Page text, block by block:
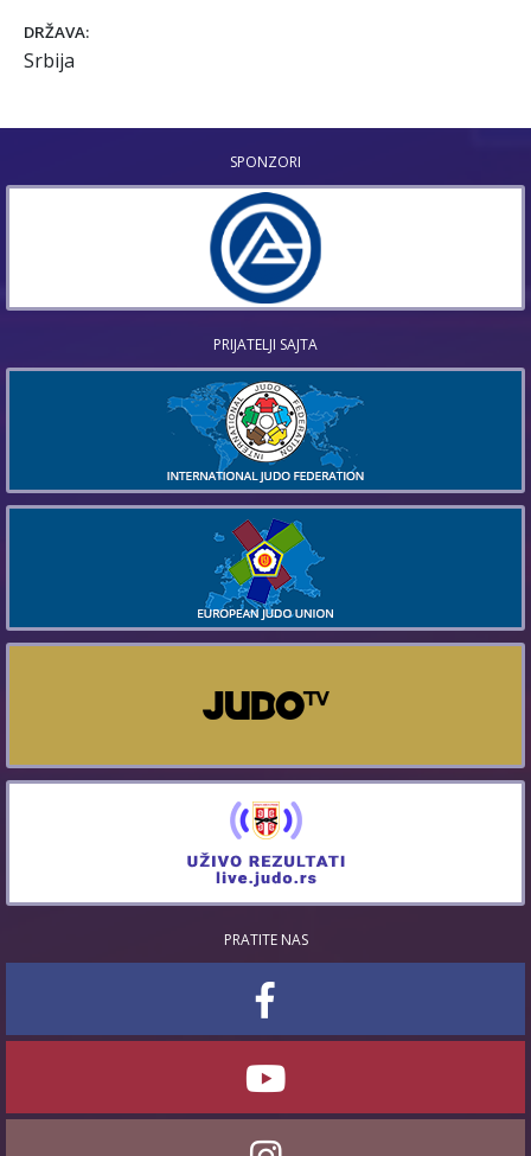
DRŽAVA:
Srbija
SPONZORI
PRIJATELJI SAJTA
PRATITE NAS